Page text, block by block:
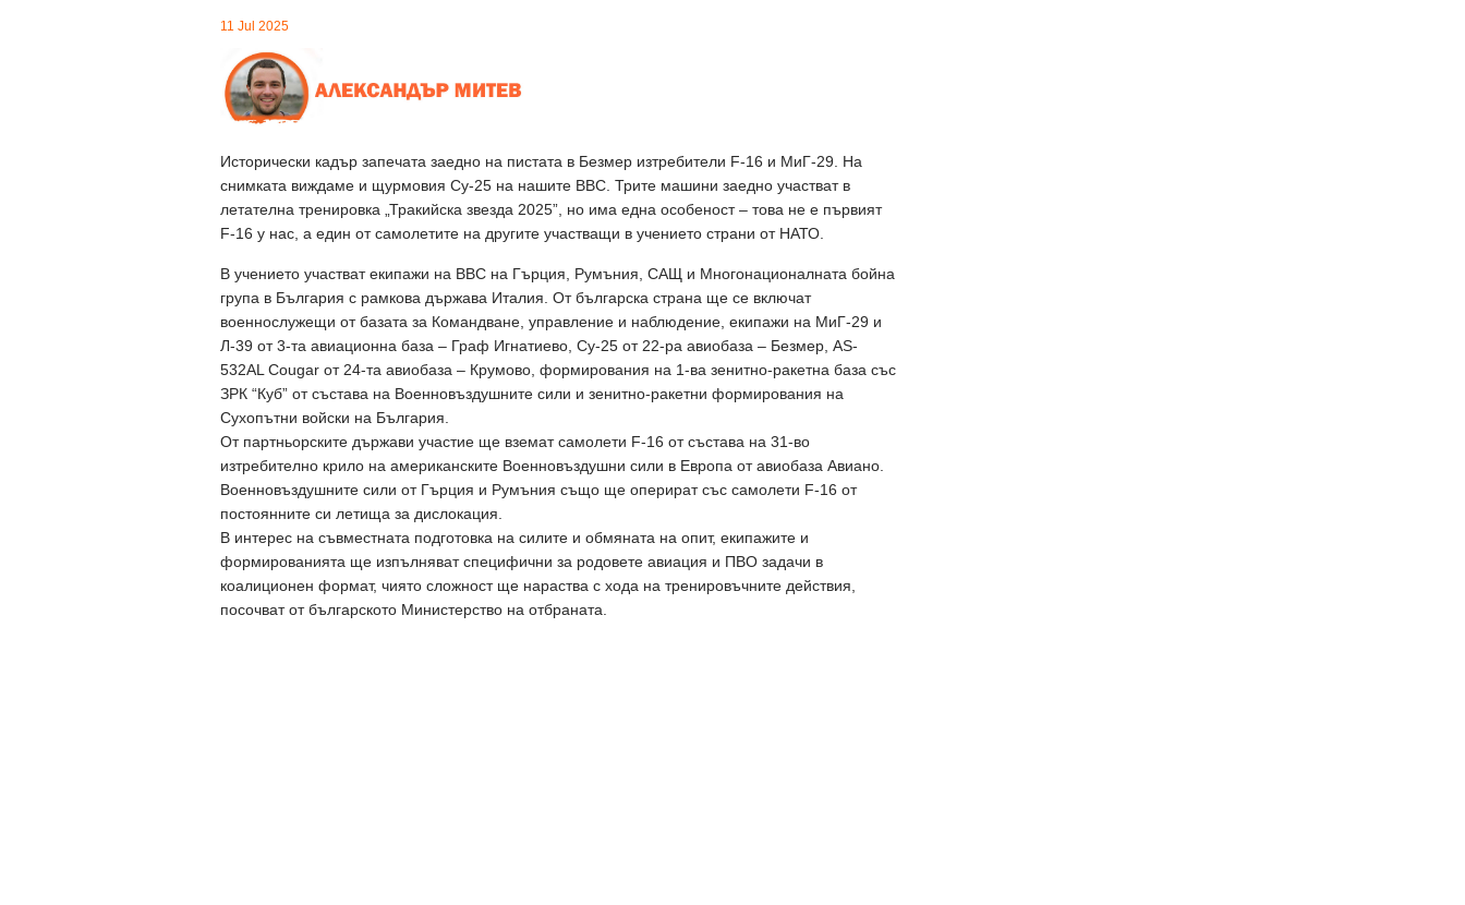
11 Jul 2025
Исторически кадър запечата заедно на пистата в Безмер изтребители F-16 и МиГ-29. На
снимката виждаме и щурмовия Су-25 на нашите ВВС. Трите машини заедно участват в
летателна тренировка „Тракийска звезда 2025”, но има една особеност – това не е първият
F-16 у нас, а един от самолетите на другите участващи в учението страни от НАТО.
В учението участват екипажи на ВВС на Гърция, Румъния, САЩ и Многонационалната бойна
група в България с рамкова държава Италия. От българска страна ще се включат
военнослужещи от базата за Командване, управление и наблюдение, екипажи на МиГ-29 и
Л-39 от 3-та авиационна база – Граф Игнатиево, Су-25 от 22-ра авиобаза – Безмер, AS-
532AL Cougar от 24-та авиобаза – Крумово, формирования на 1-ва зенитно-ракетна база със
ЗРК “Куб” от състава на Военновъздушните сили и зенитно-ракетни формирования на
Сухопътни войски на България.
От партньорските държави участие ще вземат самолети F-16 от състава на 31-во
изтребително крило на американските Военновъздушни сили в Европа от авиобаза Авиано.
Военновъздушните сили от Гърция и Румъния също ще оперират със самолети F-16 от
постоянните си летища за дислокация.
В интерес на съвместната подготовка на силите и обмяната на опит, екипажите и
формированията ще изпълняват специфични за родовете авиация и ПВО задачи в
коалиционен формат, чиято сложност ще нараства с хода на тренировъчните действия,
посочват от българското Министерство на отбраната.